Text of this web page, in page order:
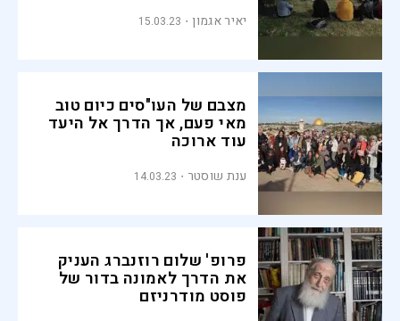
יאיר אגמון 15.03.23
מצבם של העו"סים כיום טוב
מאי פעם, אך הדרך אל היעד
עוד ארוכה
ענת שוסטר 14.03.23
פרופ' שלום רוזנברג העניק
את הדרך לאמונה בדור של
פוסט מודרניזם